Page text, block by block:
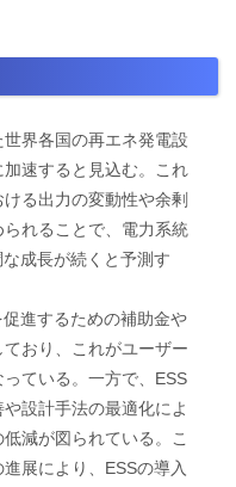
界各国の再エネ発電設
速すると見込む。これ
る出力の変動性や余剰
れることで、電力系統
成長が続くと予測す
進するための補助金や
おり、これがユーザー
ている。一方で、ESS
設計手法の最適化によ
減が図られている。こ
展により、ESSの導入